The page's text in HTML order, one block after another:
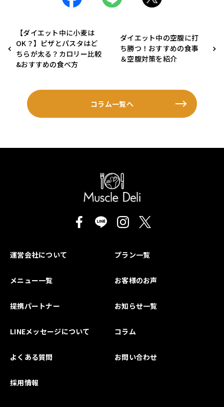
【ダイエット中に小麦は
OK？】ピザとパスタはど
ちらが太る？カロリー比較
&おすすめの食べ方
ダイエット中の空腹に打
ち勝つ！おすすめの食事
＆空腹対策を紹介
コラム一覧へ
運営会社について プラン一覧
メニュー一覧 お客様のお声
提携パートナー お知らせ一覧
LINEメッセージについて コラム
よくある質問 お問い合わせ
採用情報